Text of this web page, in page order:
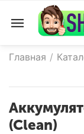
Главная /
(Clean)